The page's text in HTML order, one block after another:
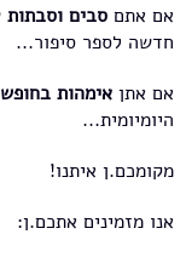
אם אתם סבים וסבתות
חדשה לספר סיפור...
אם אתן אימהות
היומיומית...
מקומכם.ן איתנו!
אנו מזמינים אתכם.ן: